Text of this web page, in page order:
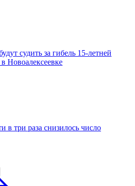
судить за гибель 15-летней
Новоалексеевке
в три раза снизилось число